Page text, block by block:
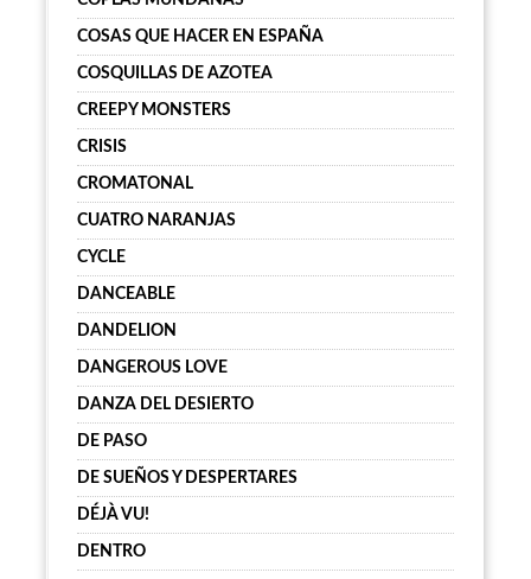
COSAS QUE HACER EN ESPAÑA
COSQUILLAS DE AZOTEA
CREEPY MONSTERS
CRISIS
CROMATONAL
CUATRO NARANJAS
CYCLE
DANCEABLE
DANDELION
DANGEROUS LOVE
DANZA DEL DESIERTO
DE PASO
DE SUEÑOS Y DESPERTARES
DÉJÀ VU!
DENTRO